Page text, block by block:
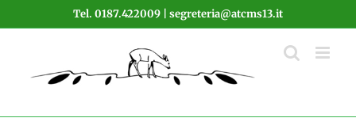
al
Tel. 0187.422009 | segreteria@atcms13.it